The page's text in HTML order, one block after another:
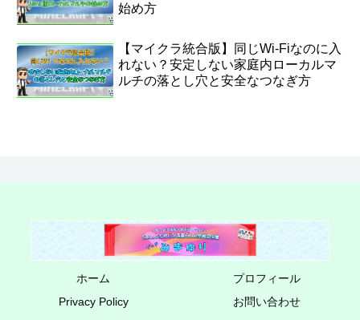
始め方
【マイクラ統合版】同じWi-Fiなのに入
れない？安定しない家庭内ローカルマ
ルチの落とし穴と安全なつなぎ方
ホーム
プロフィール
Privacy Policy
お問い合わせ